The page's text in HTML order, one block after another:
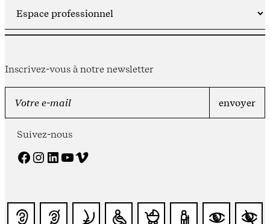
Inscrivez-vous à notre newsletter
Suivez-nous
Facebook Instagram LinkedIn YouTube Vimeo